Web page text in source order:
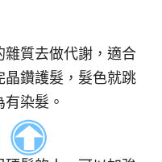
雜質去做代謝，適合
鑽護髮，髮色就跳
染髮。